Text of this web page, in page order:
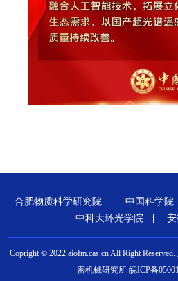
合肥物质科学研究院 中国科学院
中科大环光学院
Copright © 2022 aiofm.cas.cn All Right
密机械研究所 皖ICP备